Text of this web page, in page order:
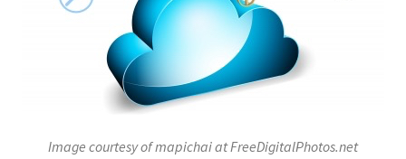
Image courtesy of mapichai at FreeDigitalPhotos.net